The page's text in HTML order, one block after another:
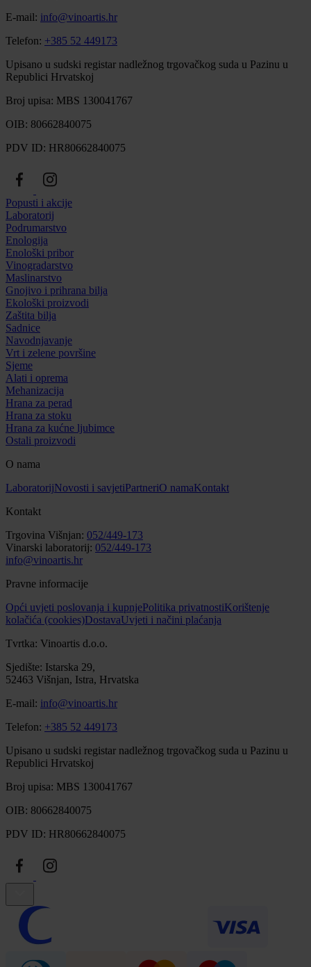
E-mail: info@vinoartis.hr
Telefon: +385 52 449173
Upisano u sudski registar nadležnog trgovačkog suda u Pazinu u
Republici Hrvatskoj
Broj upisa: MBS 130041767
OIB: 80662840075
PDV ID: HR80662840075
Popusti i akcije
Laboratorij
Podrumarstvo
Enologija
Enološki pribor
Vinogradarstvo
Maslinarstvo
Gnojivo i prihrana bilja
Ekološki proizvodi
Zaštita bilja
Sadnice
Navodnjavanje
Vrt i zelene površine
Sjeme
Alati i oprema
Mehanizacija
Hrana za perad
Hrana za stoku
Hrana za kućne ljubimce
Ostali proizvodi
O nama
LaboratorijNovosti i savjetiPartneriO namaKontakt
Kontakt
Trgovina Višnjan: 052/449-173
Vinarski laboratorij: 052/449-173
info@vinoartis.hr
Pravne informacije
Opći uvjeti poslovanja i kupnjePolitika privatnostiKorištenje
kolačića (cookies)DostavaUvjeti i načini plaćanja
Tvrtka: Vinoartis d.o.o.
Sjedište: Istarska 29,
52463 Višnjan, Istra, Hrvatska
E-mail: info@vinoartis.hr
Telefon: +385 52 449173
Upisano u sudski registar nadležnog trgovačkog suda u Pazinu u
Republici Hrvatskoj
Broj upisa: MBS 130041767
OIB: 80662840075
PDV ID: HR80662840075